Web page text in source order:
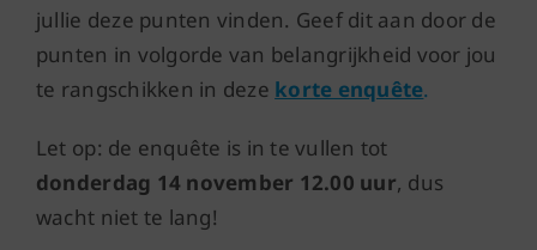
jullie deze punten vinden. Geef dit aan door de
punten in volgorde van belangrijkheid voor jou
te rangschikken in deze korte enquête.
Let op: de enquête is in te vullen tot
donderdag 14 november 12.00 uur, dus
wacht niet te lang!